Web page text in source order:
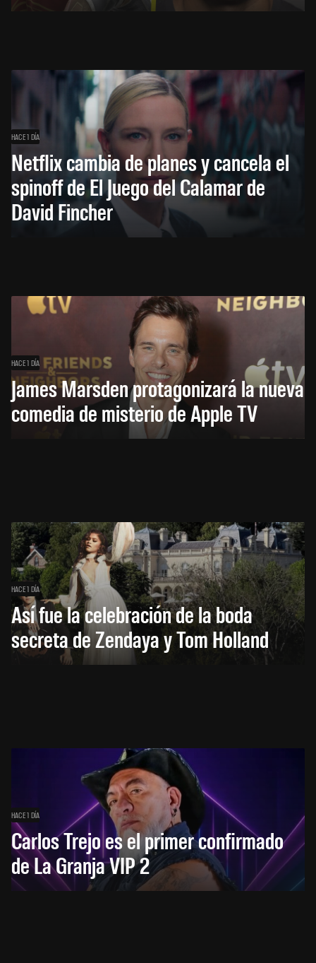
HACE 1 DÍA
Netflix cambia de planes y cancela el
spinoff de El Juego del Calamar de
David Fincher
HACE 1 DÍA
James Marsden protagonizará la nueva
comedia de misterio de Apple TV
HACE 1 DÍA
Así fue la celebración de la boda
secreta de Zendaya y Tom Holland
HACE 1 DÍA
Carlos Trejo es el primer confirmado
de La Granja VIP 2